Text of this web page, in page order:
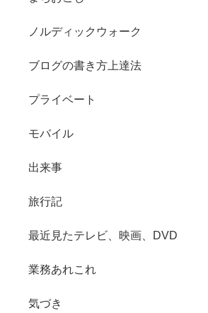
ノルディックウォーク
ブログの書き方上達法
プライベート
モバイル
出来事
旅行記
最近見たテレビ、映画、DVD
業務あれこれ
気づき